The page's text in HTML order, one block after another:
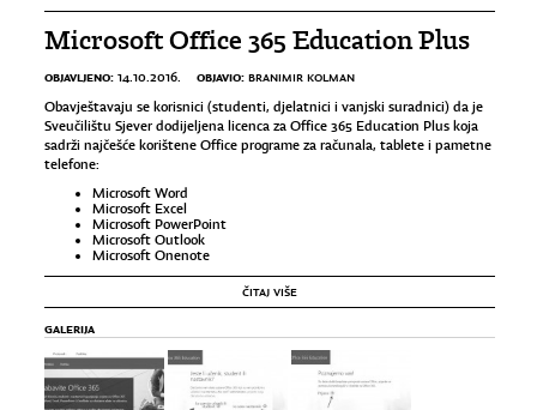
Microsoft Office 365 Education Plus
OBJAVLJENO: 14.10.2016. OBJAVIO: BRANIMIR KOLMAN
Obavještavaju se korisnici (studenti, djelatnici i vanjski suradnici) da je
Sveučilištu Sjever dodijeljena licenca za Office 365 Education Plus koja
sadrži najčešće korištene Office programe za računala, tablete i pametne
telefone:
Microsoft Word
Microsoft Excel
Microsoft PowerPoint
Microsoft Outlook
Microsoft Onenote
ČITAJ VIŠE
GALERIJA